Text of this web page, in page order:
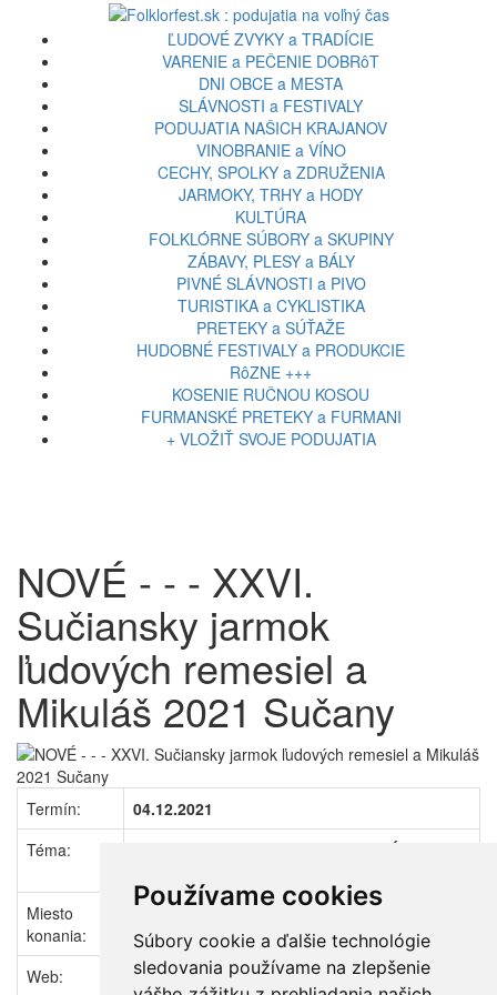
Používame cookies
Súbory cookie a ďalšie technológie
sledovania používame na zlepšenie
ĽUDOVÉ ZVYKY a TRADÍCIE
VARENIE a PEČENIE DOBRôT
DNI OBCE a MESTA
SLÁVNOSTI a FESTIVALY
PODUJATIA NAŠICH KRAJANOV
VINOBRANIE a VÍNO
CECHY, SPOLKY a ZDRUŽENIA
JARMOKY, TRHY a HODY
KULTÚRA
FOLKLÓRNE SÚBORY a SKUPINY
ZÁBAVY, PLESY a BÁLY
PIVNÉ SLÁVNOSTI a PIVO
TURISTIKA a CYKLISTIKA
PRETEKY a SÚŤAŽE
HUDOBNÉ FESTIVALY a PRODUKCIE
RôZNE +++
KOSENIE RUČNOU KOSOU
FURMANSKÉ PRETEKY a FURMANI
+ VLOŽIŤ SVOJE PODUJATIA
NOVÉ - - - XXVI.
Sučiansky jarmok
ľudových remesiel a
Mikuláš 2021 Sučany
Termín:
04.12.2021
Téma:
JARMOKY, TRHY a HODY | ĽUDOVÉ ZVYKY a
Miesto
konania:
Sučany (SR - Žilinský kraj)
Ubytovanie·Počasie·Cestovné poriadky
Web:
www.sucany.sk